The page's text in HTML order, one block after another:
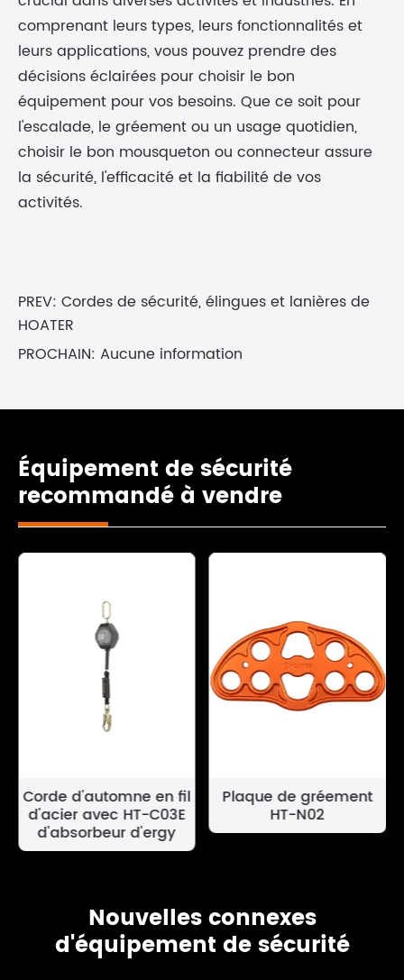
comprenant leurs types, leurs fonctionnalités et
leurs applications, vous pouvez prendre des
décisions éclairées pour choisir le bon
équipement pour vos besoins. Que ce soit pour
l'escalade, le gréement ou un usage quotidien,
choisir le bon mousqueton ou connecteur assure
la sécurité, l'efficacité et la fiabilité de vos
activités.
PREV: Cordes de sécurité, élingues et lanières de
HOATER
PROCHAIN: Aucune information
Équipement de sécurité
recommandé à vendre
Corde d'automne en fil
d'acier avec HT-C03E
d'absorbeur d'ergy
Plaque de gréement
HT-N02
Nouvelles connexes
d'équipement de sécurité